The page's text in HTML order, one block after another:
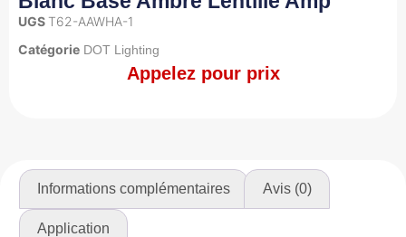
UGST62-AAWHA-1
Catégorie DOT Lighting
Appelez pour prix
Informations complémentaires Avis (0)
Application